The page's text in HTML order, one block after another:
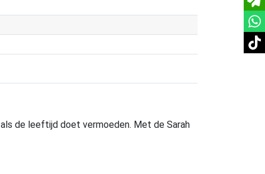
de leeftijd doet vermoeden. Met de Sarah